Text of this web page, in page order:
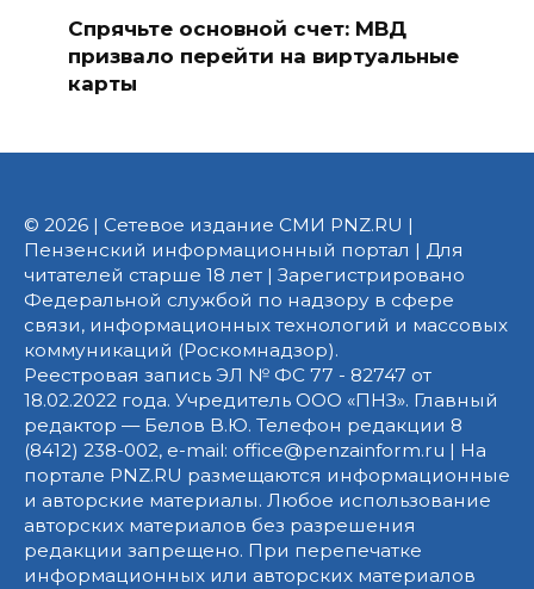
Спрячьте основной счет: МВД
призвало перейти на виртуальные
карты
© 2026 | Сетевое издание СМИ PNZ.RU |
Пензенский информационный портал | Для
читателей старше 18 лет | Зарегистрировано
Федеральной службой по надзору в сфере
связи, информационных технологий и массовых
коммуникаций (Роскомнадзор).
Реестровая запись ЭЛ № ФС 77 - 82747 от
18.02.2022 года. Учредитель ООО «ПНЗ». Главный
редактор — Белов В.Ю. Телефон редакции 8
(8412) 238-002, e-mail: office@penzainform.ru | На
портале PNZ.RU размещаются информационные
и авторские материалы. Любое использование
авторских материалов без разрешения
редакции запрещено. При перепечатке
информационных или авторских материалов